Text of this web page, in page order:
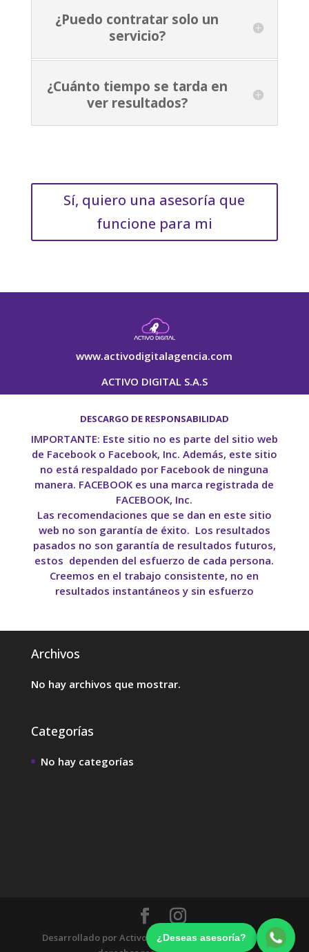
¿Deseas asesoría?
¿Puedo contratar solo un
servicio?
¿Cuánto tiempo se tarda en
ver resultados?
Sí, quiero una asesoría que
funcione para mi
www.activodigitalagencia.com
ACTIVO DIGITAL S.A.S
DESCARGO DE RESPONSABILIDAD
IMPORTANTE: Este sitio no es parte del sitio web
de Facebook o Facebook, Inc. Además, este sitio
no está respaldado por Facebook de ninguna
manera. FACEBOOK es una marca registrada de
FACEBOOK, Inc.
Las recomendaciones que se dan en este sitio
web no son garantía de éxito. Los resultados
pasados no son garantía de resultados futuros,
estos dependen del esfuerzo de cada persona.
Creemos en el trabajo consistente, no en
resultados instantáneos y sin esfuerzo
Archivos
No hay archivos que mostrar.
Categorías
No hay categorías
Desarrollado por Activo Digital Agencia - Todos los